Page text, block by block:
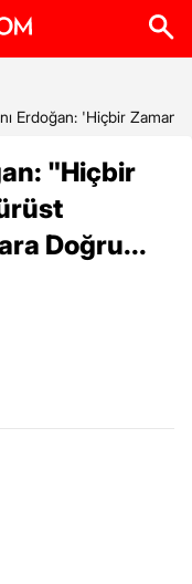
Erdoğan: 'Hiçbir Zaman
"Hiçbir
Doğru...